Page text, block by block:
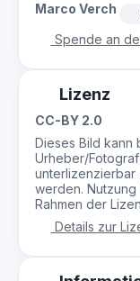
Marco Verch
Spende an
Lizenz
CC-BY 2.0
Dieses Bild kann
Urheber/
unterlizenzierbar
werden. Nutzung
Rahmen der
Details zur